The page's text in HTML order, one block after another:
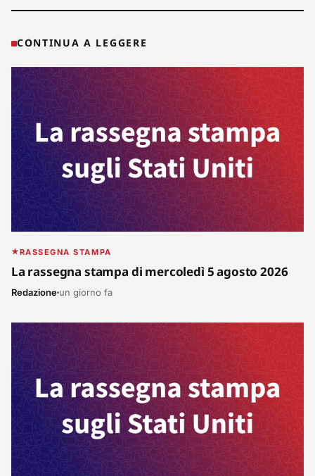
CONTINUA A LEGGERE
RASSEGNA STAMPA
La rassegna stampa di mercoledì 5 agosto 2026
Redazione un giorno fa